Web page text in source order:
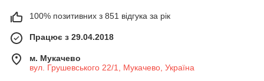
100% позитивних з 851 відгука за рік
Працює з 29.04.2018
м. Мукачево
вул. Грушевського 22/1, Мукачево, Україна